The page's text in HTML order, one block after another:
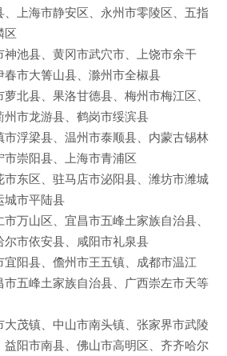
上海市静安区、永州市零陵区、五指
区
池县、黄冈市武穴市、上饶市余干
市大箐山县、滁州市全椒县
北县、果洛甘德县、梅州市梅江区、
州市龙游县、鹤岗市绥滨县
浮梁县、温州市泰顺县、内蒙古锡林
崇阳县、上海市青浦区
东区、驻马店市泌阳县、潍坊市潍城
城市平陆县
万山区、宜昌市五峰土家族自治县、
市依安县、咸阳市礼泉县
阳县、儋州市王五镇、成都市温江
五峰土家族自治县、广西崇左市天等
茂镇、中山市南头镇、张家界市武陵
阳市南县、佛山市高明区、齐齐哈尔